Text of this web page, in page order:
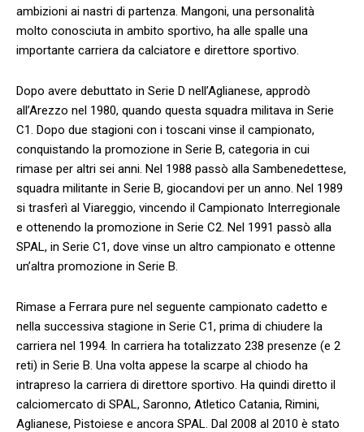
ambizioni ai nastri di partenza. Mangoni, una personalità
molto conosciuta in ambito sportivo, ha alle spalle una
importante carriera da calciatore e direttore sportivo.
Dopo avere debuttato in Serie D nell’Aglianese, approdò
all’Arezzo nel 1980, quando questa squadra militava in Serie
C1. Dopo due stagioni con i toscani vinse il campionato,
conquistando la promozione in Serie B, categoria in cui
rimase per altri sei anni. Nel 1988 passò alla Sambenedettese,
squadra militante in Serie B, giocandovi per un anno. Nel 1989
si trasferì al Viareggio, vincendo il Campionato Interregionale
e ottenendo la promozione in Serie C2. Nel 1991 passò alla
SPAL, in Serie C1, dove vinse un altro campionato e ottenne
un’altra promozione in Serie B.
Rimase a Ferrara pure nel seguente campionato cadetto e
nella successiva stagione in Serie C1, prima di chiudere la
carriera nel 1994. In carriera ha totalizzato 238 presenze (e 2
reti) in Serie B. Una volta appese la scarpe al chiodo ha
intrapreso la carriera di direttore sportivo. Ha quindi diretto il
calciomercato di SPAL, Saronno, Atletico Catania, Rimini,
Aglianese, Pistoiese e ancora SPAL. Dal 2008 al 2010 è stato